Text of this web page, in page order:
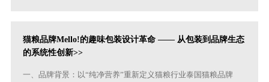
猫粮品牌Mello!的趣味包装设计革命 —— 从包装到品牌生态
的系统性创新>>
一、品牌背景：以“纯净营养”重新定义猫粮行业泰国猫粮品牌